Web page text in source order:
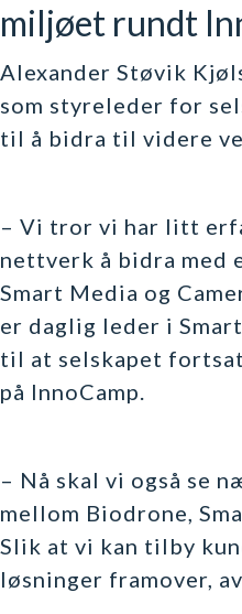
miljøet rundt
Alexander Støvik
som styreleder for
til å bidra til videre
– Vi tror vi har litt
nettverk å bidra med
Smart Media og
er daglig leder i
til at selskapet
på InnoCamp.
– Nå skal vi også se
mellom Biodrone,
Slik at vi kan tilby
løsninger framover,